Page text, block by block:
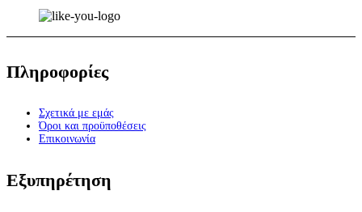
Πληροφορίες
Σχετικά με εμάς
Όροι και προϋποθέσεις
Επικοινωνία
Εξυπηρέτηση